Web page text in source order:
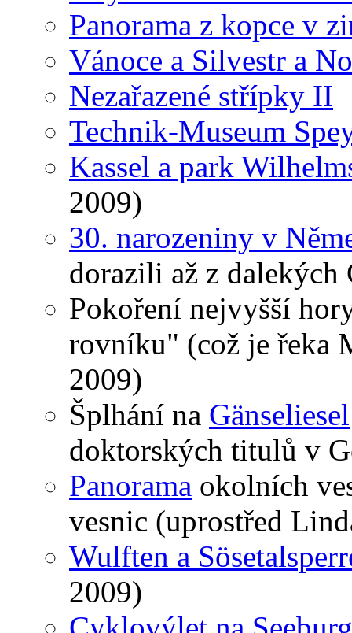
Panorama z kopce v
Vánoce a Silvestr a
Nezařazené střípky II
Technik-Museum
Kassel a park
2009)
30. narozeniny v
dorazili až z dalekých
Pokoření nejvyšší
rovníku" (což je řeka
2009)
Šplhání na Gänseliesel
doktorských titulů v
Panorama okolních
vesnic (uprostřed
Wulften a
2009)